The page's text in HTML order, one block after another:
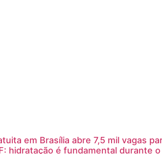
em Brasília abre 7,5 mil vagas
hidratação é fundamental durante